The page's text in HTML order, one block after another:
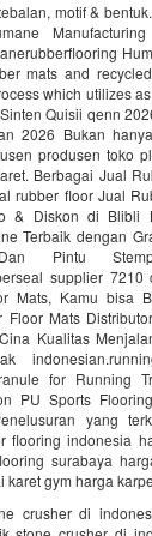
motif &
mats and
which utilizes
Quisii qenn
2026 Bukan
produsen toko
Berbagai Jual
rubber floor Jual
& Diskon di Blibli
Terbaik dengan
Pintu
supplier
Mats, Kamu bisa
Floor Mats
Kualitas
for Running
PU Sports
yang
flooring indonesia
surabaya
karet gym harga
crusher di